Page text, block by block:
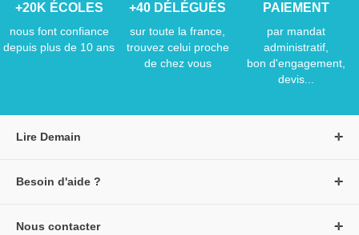
+20K ÉCOLES
nous font confiance
depuis plus de 10 ans
+40 DÉLÉGUÉS
sur toute la france,
trouvez celui proche
de chez vous
PAIEMENT
par mandat
administratif,
bon d'engagement,
devis...
Lire Demain
Besoin d'aide ?
Nous contacter